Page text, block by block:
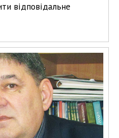
відповідальне